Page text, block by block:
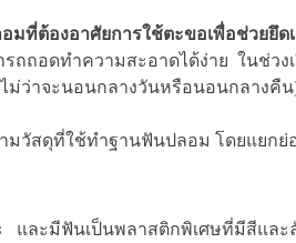
ที่ต้องอาศัยการใช้ตะขอเพื่อช่วยยึ
ถถอดทำความสะอาดได้ง่าย ในช่ว
ว่าจะนอนกลางวันหรือนอนกลาง
วัสดุที่ใช้ทำฐานฟันปลอม โดยแยกย่
ละมีฟันเป็นพลาสติกพิเศษที่มีสีและ